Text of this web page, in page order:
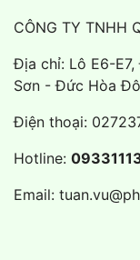
CÔNG TY TNHH
Địa chỉ: Lô E6-
Sơn - Đức Hòa
Điện thoại:
Hotline:
Email: